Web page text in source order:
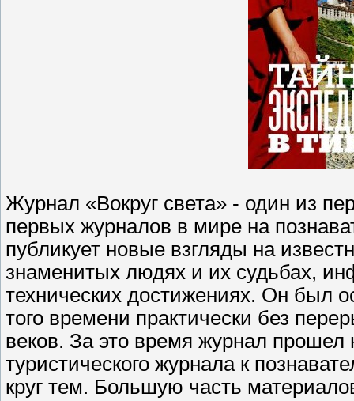
Журнал «Вокруг света» - один из
первых журналов в мире на
публикует новые взгляды на
знаменитых людях и их судьбах,
технических достижениях. Он был
того времени практически без
веков. За это время журнал прошел
туристического журнала к
круг тем. Большую часть